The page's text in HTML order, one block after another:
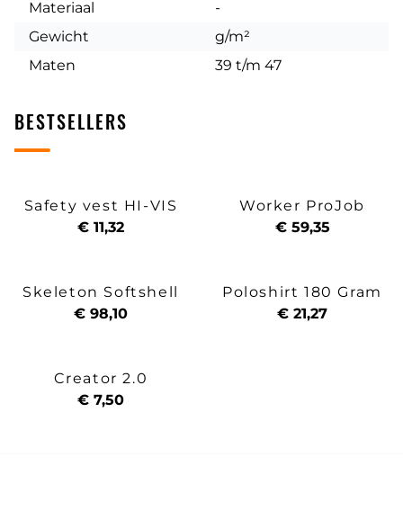
Materiaal
-
Gewicht
g/m²
Maten
39 t/m 47
BESTSELLERS
Safety vest HI-VIS
€ 11,32
Worker ProJob
€ 59,35
Skeleton Softshell
€ 98,10
Poloshirt 180 Gram
€ 21,27
Creator 2.0
€ 7,50